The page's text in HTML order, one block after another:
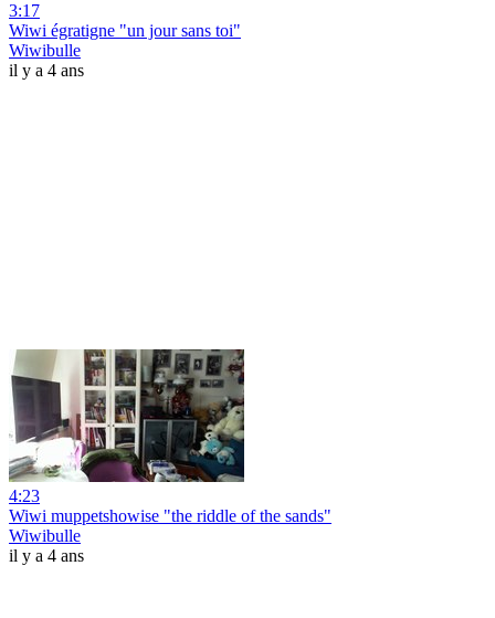
3:17
Wiwi égratigne "un jour sans toi"
Wiwibulle
il y a 4 ans
4:23
Wiwi muppetshowise "the riddle of the sands"
Wiwibulle
il y a 4 ans